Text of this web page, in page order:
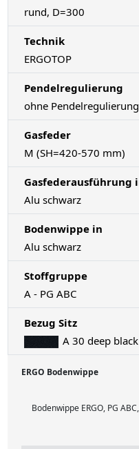
rund, D=300
Technik
ERGOTOP
Pendelregulierung
ohne Pendelregulierung
Gasfeder
M (SH=420-570 mm)
Gasfederausführung
Alu schwarz
Bodenwippe in
Alu schwarz
Stoffgruppe
A - PG ABC
Bezug Sitz
A 30 deep
ERGO Bodenwippe
Bodenwippe ERGO, PG